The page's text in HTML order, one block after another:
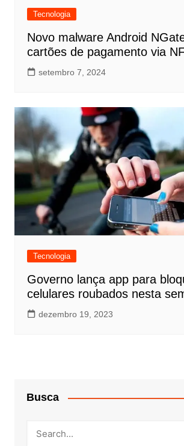
Tecnologia
Novo malware Android
cartões de pagamento via
setembro 7, 2024
Tecnologia
Governo lança app para
celulares roubados nesta
dezembro 19, 2023
Busca